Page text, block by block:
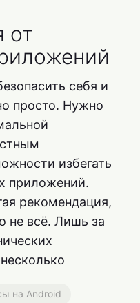
от
себя и
просто. Нужно
избегать
приложений.
рекомендация,
не всё. Лишь за
на Android